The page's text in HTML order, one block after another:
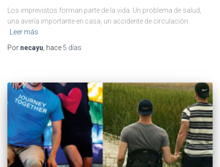
Los imprevistos forman parte de la vida. Un problema de salud,
una avería importante en casa, un accidente de circulación
Leer más
Por necayu , hace 5 días